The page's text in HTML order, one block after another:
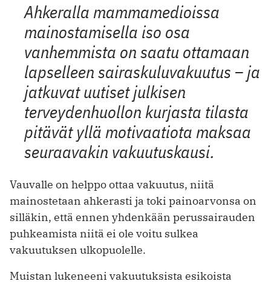
Ahkeralla mammamedioissa
mainostamisella iso osa
vanhemmista on saatu ottamaan
lapselleen sairaskuluvakuutus – ja
jatkuvat uutiset julkisen
terveydenhuollon kurjasta tilasta
pitävät yllä motivaatiota maksaa
seuraavakin vakuutuskausi.
Vauvalle on helppo ottaa vakuutus, niitä
mainostetaan ahkerasti ja toki painoarvonsa on
silläkin, että ennen yhdenkään perussairauden
puhkeamista niitä ei ole voitu sulkea
vakuutuksen ulkopuolelle.
Muistan lukeneeni vakuutuksista esikoista